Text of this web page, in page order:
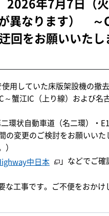
異なります） ～
回をお願いいたし
用していた床版架設機の撤
蟹江IC（上り線）および名
環状自動車道（名二環）・
の変更のご検討をお願いいた
中日本
」などでご確
な工事です。ご不便をおかけ